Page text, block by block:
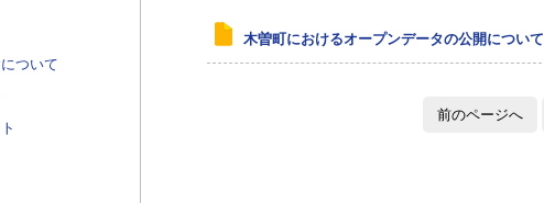
ついて
木曽町におけるオープンデータの公開について
前のページへ